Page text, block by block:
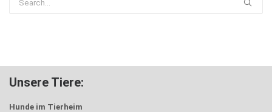
Unsere Tiere:
Hunde im Tierheim